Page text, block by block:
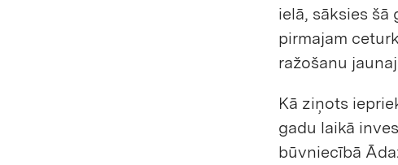
ielā, sāksies šā
pirmajam
ražošanu
Kā ziņots
gadu laikā
būvniecībā